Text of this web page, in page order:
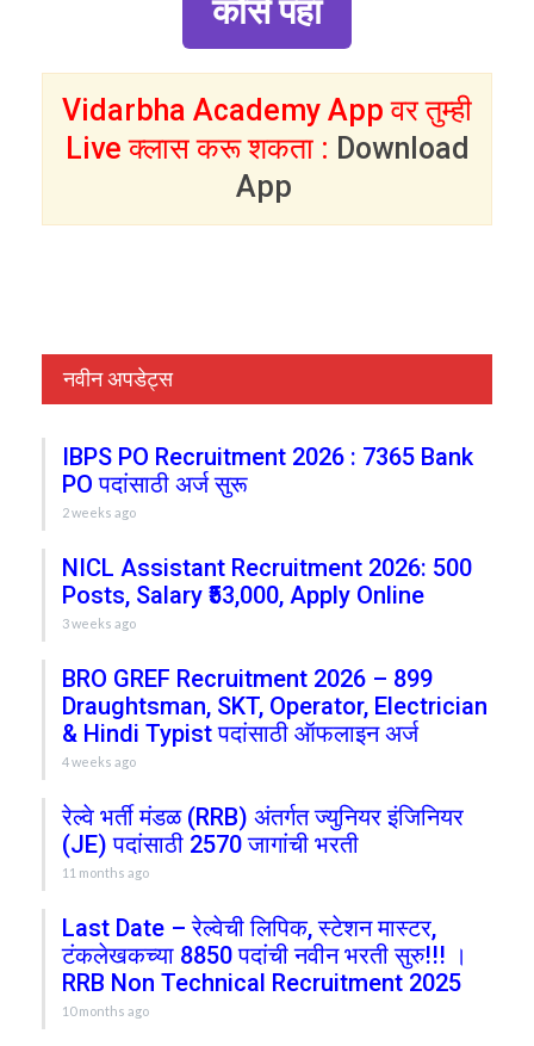
कोर्स पहा
Vidarbha Academy App वर तुम्ही
Live क्लास करू शकता : Download
App
नवीन अपडेट्स
IBPS PO Recruitment 2026 : 7365 Bank
PO पदांसाठी अर्ज सुरू
2 weeks ago
NICL Assistant Recruitment 2026: 500
Posts, Salary ₹53,000, Apply Online
3 weeks ago
BRO GREF Recruitment 2026 – 899
Draughtsman, SKT, Operator, Electrician
& Hindi Typist पदांसाठी ऑफलाइन अर्ज
4 weeks ago
रेल्वे भर्ती मंडळ (RRB) अंतर्गत ज्युनियर इंजिनियर
(JE) पदांसाठी 2570 जागांची भरती
11 months ago
Last Date – रेल्वेची लिपिक, स्टेशन मास्टर,
टंकलेखकच्या 8850 पदांची नवीन भरती सुरु!!! ।
RRB Non Technical Recruitment 2025
10 months ago